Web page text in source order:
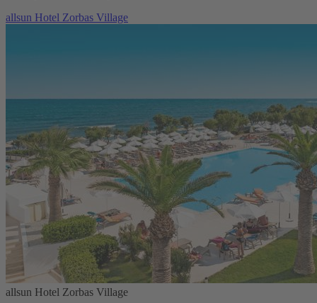
allsun Hotel Zorbas Village
allsun Hotel Zorbas Village